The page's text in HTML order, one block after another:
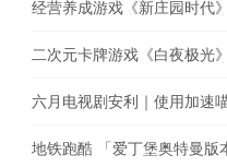
六月电视剧安利｜使用加速